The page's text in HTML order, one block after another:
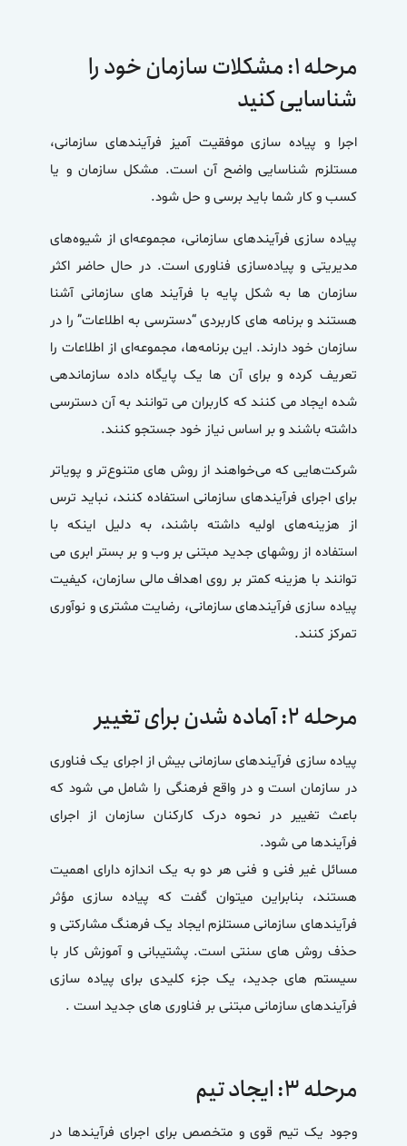
مرحله ۱: مشکلات سازمان خود را
شناسایی کنید
اجرا و پیاده سازی موفقیت آمیز فرآیندهای سازمانی،
مستلزم شناسایی واضح آن است. مشکل سازمان و یا
کسب و کار شما باید برسی و حل شود.
پیاده سازی فرآیندهای سازمانی، مجموعه‌ای از شیوه‌های
مدیریتی و پیاده‌سازی فناوری است. در حال حاضر اکثر
سازمان ها به شکل پایه با فرآیند های سازمانی آشنا
هستند و برنامه های کاربردی “دسترسی به اطلاعات” را در
سازمان خود دارند. این برنامه‌ها، مجموعه‌ای از اطلاعات را
تعریف کرده‌ و برای آن ها یک پایگاه داده سازماندهی
شده ایجاد می کنند که کاربران می توانند به آن دسترسی
داشته باشند و بر اساس نیاز خود جستجو کنند.
شرکت‌هایی که می‌خواهند از روش های متنوع‌تر و پویاتر
برای اجرای فرآیندهای سازمانی استفاده کنند، نباید ترس
از هزینه‌های اولیه داشته باشند، به دلیل اینکه با
استفاده از روشهای جدید مبتنی بر وب و بر بستر ابری می
توانند با هزینه کمتر بر روی اهداف مالی سازمان، کیفیت
پیاده سازی فرآیندهای سازمانی، رضایت مشتری و نوآوری
تمرکز کنند.
مرحله ۲: آماده شدن برای تغییر
پیاده سازی فرآیندهای سازمانی بیش از اجرای یک فناوری
در سازمان است و در واقع فرهنگی را شامل می شود که
باعث تغییر در نحوه درک کارکنان سازمان از اجرای
فرآیندها می شود.
مسائل غیر فنی و فنی هر دو به یک اندازه دارای اهمیت
هستند، بنابراین میتوان گفت که پیاده سازی مؤثر
فرآیندهای سازمانی مستلزم ایجاد یک فرهنگ مشارکتی و
حذف روش های سنتی است. پشتیبانی و آموزش کار با
سیستم های جدید، یک جزء کلیدی برای پیاده سازی
فرآیندهای سازمانی مبتنی بر فناوری های جدید است .
مرحله ۳: ایجاد تیم
وجود یک تیم قوی و متخصص برای اجرای فرآیندها در